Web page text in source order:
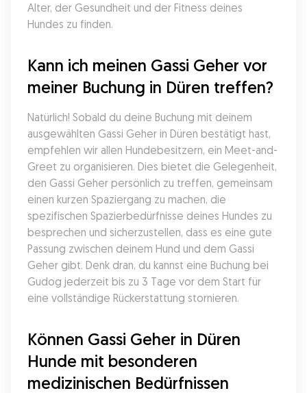
Alter, der Gesundheit und der Fitness deines
Hundes zu finden.
Kann ich meinen Gassi Geher vor
meiner Buchung in Düren treffen?
Natürlich! Sobald du deine Buchung mit deinem
ausgewählten Gassi Geher in Düren bestätigt hast,
empfehlen wir allen Hundebesitzern, ein Meet-and-
Greet zu organisieren. Dies bietet die Gelegenheit,
den Gassi Geher persönlich zu treffen, gemeinsam
einen kurzen Spaziergang zu machen, die
spezifischen Spazierbedürfnisse deines Hundes zu
besprechen und sicherzustellen, dass es eine gute
Passung zwischen deinem Hund und dem Gassi
Geher gibt. Denk dran, du kannst eine Buchung bei
Gudog jederzeit bis zu 3 Tage vor dem Start für
eine vollständige Rückerstattung stornieren.
Können Gassi Geher in Düren
Hunde mit besonderen
medizinischen Bedürfnissen